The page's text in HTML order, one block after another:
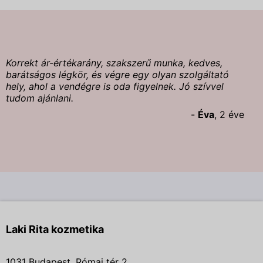
Korrekt ár-értékarány, szakszerű munka, kedves,
barátságos légkör, és végre egy olyan szolgáltató
hely, ahol a vendégre is oda figyelnek. Jó szívvel
tudom ajánlani.
- Éva, 2 éve
Laki Rita kozmetika